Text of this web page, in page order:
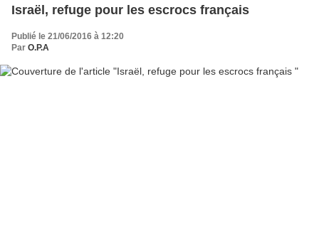
Israël, refuge pour les escrocs français
Publié le 21/06/2016 à 12:20
Par O.P.A